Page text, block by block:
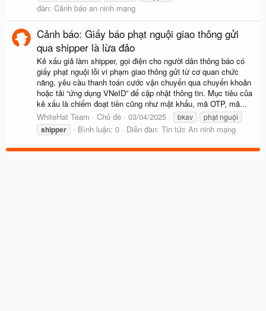
đàn: Cảnh báo an ninh mạng
Cảnh báo: Giấy báo phạt nguội giao thông gửi
qua shipper là lừa đảo
Kẻ xấu giả làm shipper, gọi điện cho người dân thông báo có
giấy phạt nguội lỗi vi phạm giao thông gửi từ cơ quan chức
năng, yêu cầu thanh toán cước vận chuyển qua chuyển khoản
hoặc tải “ứng dụng VNeID” để cập nhật thông tin. Mục tiêu của
kẻ xấu là chiếm đoạt tiền cũng như mật khẩu, mã OTP, mã...
WhiteHat Team
Chủ đề 03/04/2025 bkav phạt nguội
shipper Bình luận: 0 Diễn đàn: Tin tức An ninh mạng